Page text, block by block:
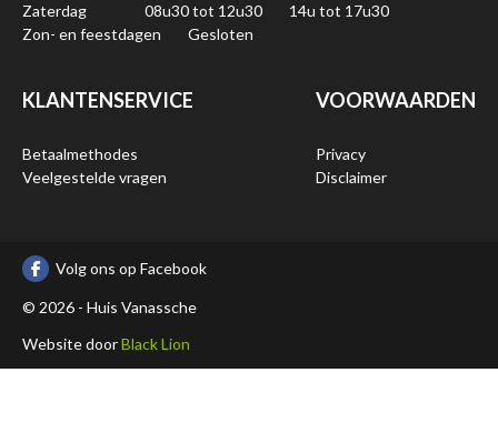
Zaterdag
08u30 tot 12u30
14u tot 17u30
Zon- en feestdagen
Gesloten
KLANTENSERVICE
Betaalmethodes
Veelgestelde vragen
VOORWAARDEN
Privacy
Disclaimer
Volg ons op Facebook
© 2026 - Huis Vanassche
Website doorBlack Lion